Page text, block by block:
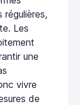
Les
une
vivre
de